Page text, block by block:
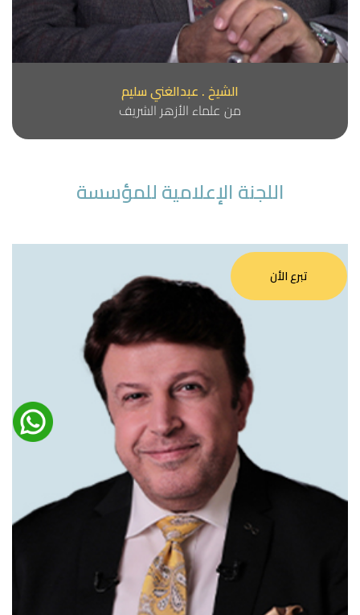
الشيخ . عبدالغني سليم
من علماء الأزهر الشريف
اللجنة الإعلامية للمؤسسة
تبرع الأن